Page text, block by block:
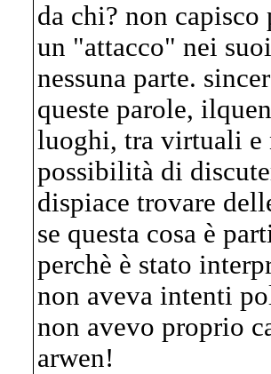
da chi? non capisco
un "attacco" nei
nessuna parte.
queste parole,
luoghi, tra virtuali e
possibilità di
dispiace trovare
se questa cosa è
perchè è stato
non aveva intenti
non avevo proprio
arwen!